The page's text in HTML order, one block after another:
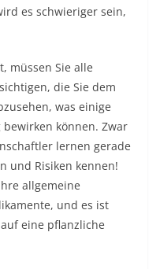
es schwieriger sein,
müssen Sie alle
die Sie dem
was einige
können. Zwar
lernen gerade
und Risiken kennen!
allgemeine
und es ist
eine pflanzliche